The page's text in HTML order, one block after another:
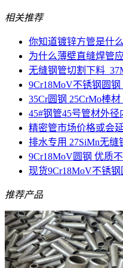
相关推荐
你知道镀锌方管是什么
为什么薄壁直缝焊管
无缝钢管切割下料
9Cr18MoV不锈钢圆
35Cr圆钢 25CrMo棒
45#钢管45号管材外
精密管市场价格或会
排水专用 27SiMn无
9Cr18MoV圆钢 优质
现货9Cr18MoV不锈
推荐产品